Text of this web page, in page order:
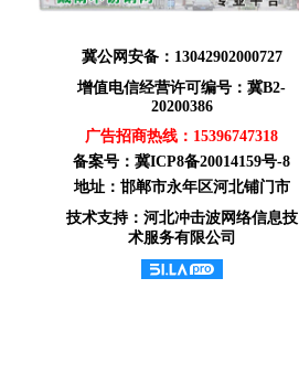
冀公网安备：13042902000727
增值电信经营许可编号：冀B2-
20200386
广告招商热线： 15396747318
备案号：冀ICP8备20014159号-8
地址：邯郸市永年区河北铺门市
技术支持：河北冲击波网络信息技
术服务有限公司